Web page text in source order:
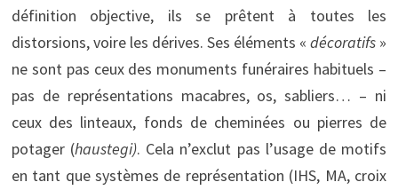
définition objective, ils se prêtent à toutes les
distorsions, voire les dérives. Ses éléments «décoratifs »
ne sont pas ceux des monuments funéraires habituels –
pas de représentations macabres, os, sabliers… – ni
ceux des linteaux, fonds de cheminées ou pierres de
potager (haustegi). Cela n’exclut pas l’usage de motifs
en tant que systèmes de représentation (IHS, MA, croix